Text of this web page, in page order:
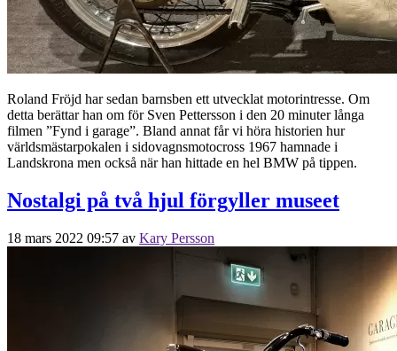
Roland Fröjd har sedan barnsben ett utvecklat motorintresse. Om
detta berättar han om för Sven Pettersson i den 20 minuter långa
filmen ”Fynd i garage”. Bland annat får vi höra historien hur
världsmästarpokalen i sidovagnsmotocross 1967 hamnade i
Landskrona men också när han hittade en hel BMW på tippen.
Nostalgi på två hjul förgyller museet
18 mars 2022 09:57 av Kary Persson